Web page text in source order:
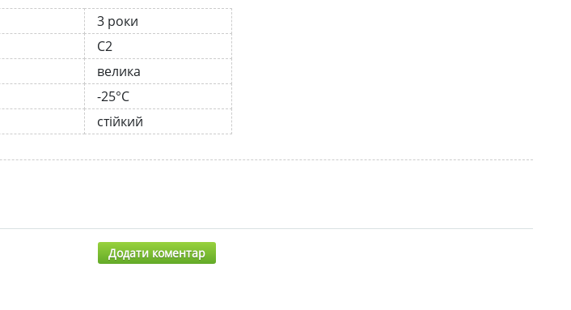
3 роки
С2
велика
-25°C
стійкий
Додати коментар